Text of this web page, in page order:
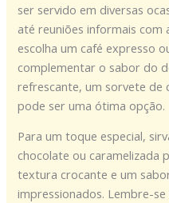
ser servido em diversas
até reuniões informais com
escolha um café expresso
complementar o sabor do
refrescante, um sorvete de
pode ser uma ótima opção.
Para um toque especial,
chocolate ou caramelizada
textura crocante e um
impressionados. Lembre-